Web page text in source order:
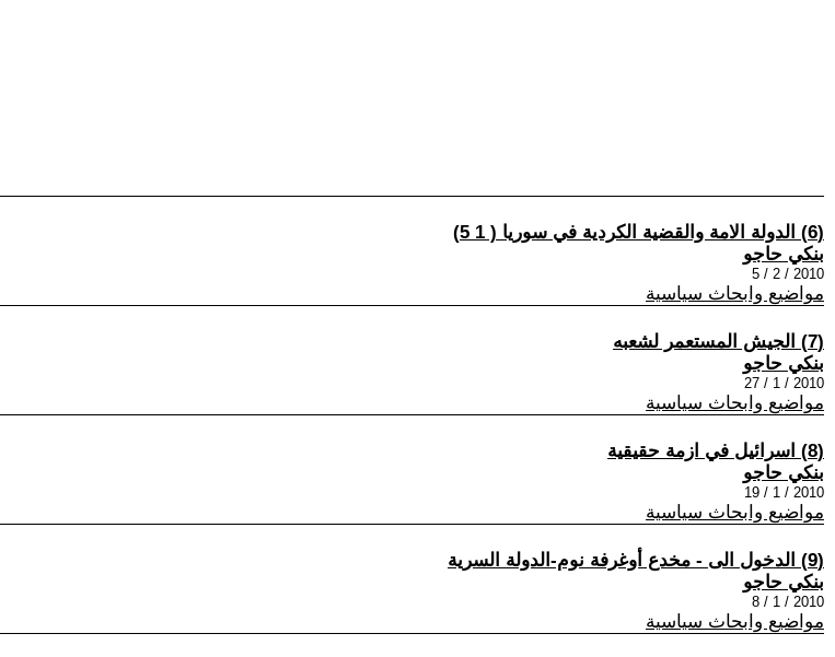
(6) الدولة الامة والقضية الكردية في سوريا ( 1 5)
بنكي حاجو
2010 / 2 / 5
مواضيع وابحاث سياسية
(7) الجيش المستعمر لشعبه
بنكي حاجو
2010 / 1 / 27
مواضيع وابحاث سياسية
(8) اسرائيل في ازمة حقيقية
بنكي حاجو
2010 / 1 / 19
مواضيع وابحاث سياسية
(9) الدخول الى - مخدع أوغرفة نوم-الدولة السرية
بنكي حاجو
2010 / 1 / 8
مواضيع وابحاث سياسية